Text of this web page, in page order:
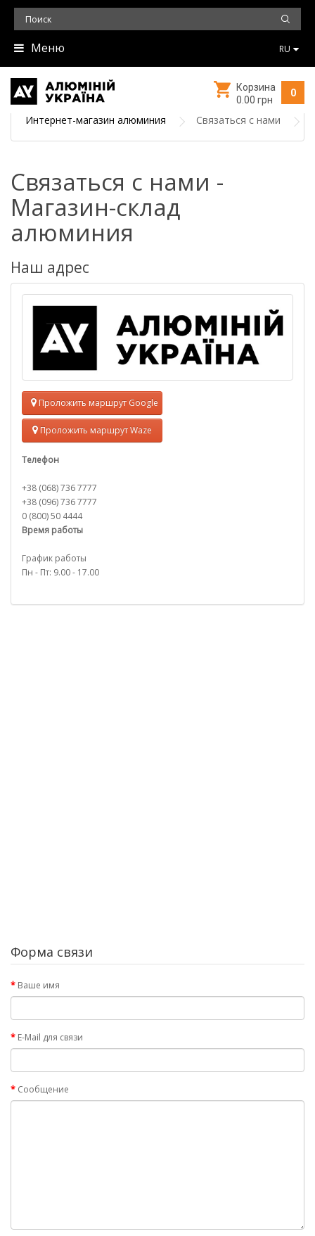
Меню RU
0
Корзина
0.00 грн
Интернет-магазин алюминия Связаться с нами
Связаться с нами -
Магазин-склад
алюминия
Наш адрес
Проложить маршрут Google
Проложить маршрут Waze
Телефон
+38 (068) 736 7777
+38 (096) 736 7777
0 (800) 50 4444
Время работы
График работы
Пн - Пт: 9.00 - 17.00
Форма связи
Ваше имя
E-Mail для связи
Сообщение